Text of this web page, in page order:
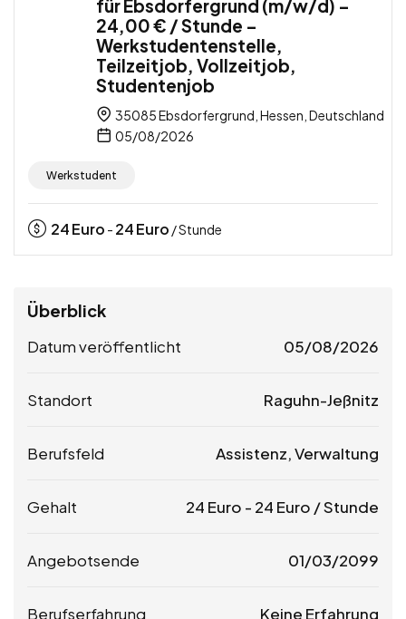
für Ebsdorfergrund (m/w/d) –
24,00 € / Stunde –
Werkstudentenstelle,
Teilzeitjob, Vollzeitjob,
Studentenjob
35085 Ebsdorfergrund, Hessen, Deutschland
05/08/2026
Werkstudent
24Euro - 24Euro / Stunde
Überblick
Datum veröffentlicht 05/08/2026
Standort Raguhn-Jeßnitz
Berufsfeld Assistenz, Verwaltung
Gehalt 24 Euro - 24 Euro / Stunde
Angebotsende 01/03/2099
Berufserfahrung Keine Erfahrung